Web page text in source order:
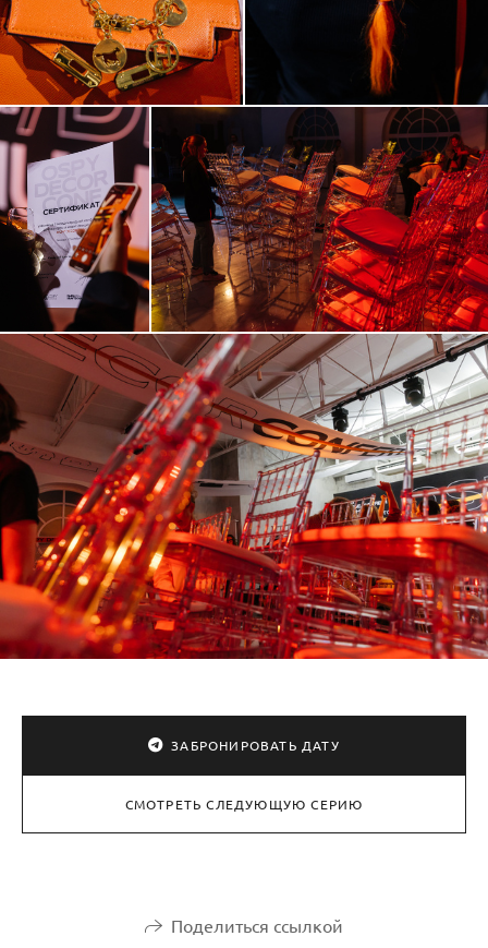
ЗАБРОНИРОВАТЬ ДАТУ
СМОТРЕТЬ СЛЕДУЮЩУЮ СЕРИЮ
Поделиться ссылкой